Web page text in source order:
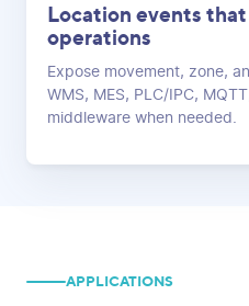
Location events
operations
Expose movement, zone,
WMS, MES, PLC/IPC,
middleware when needed.
APPLICATIONS